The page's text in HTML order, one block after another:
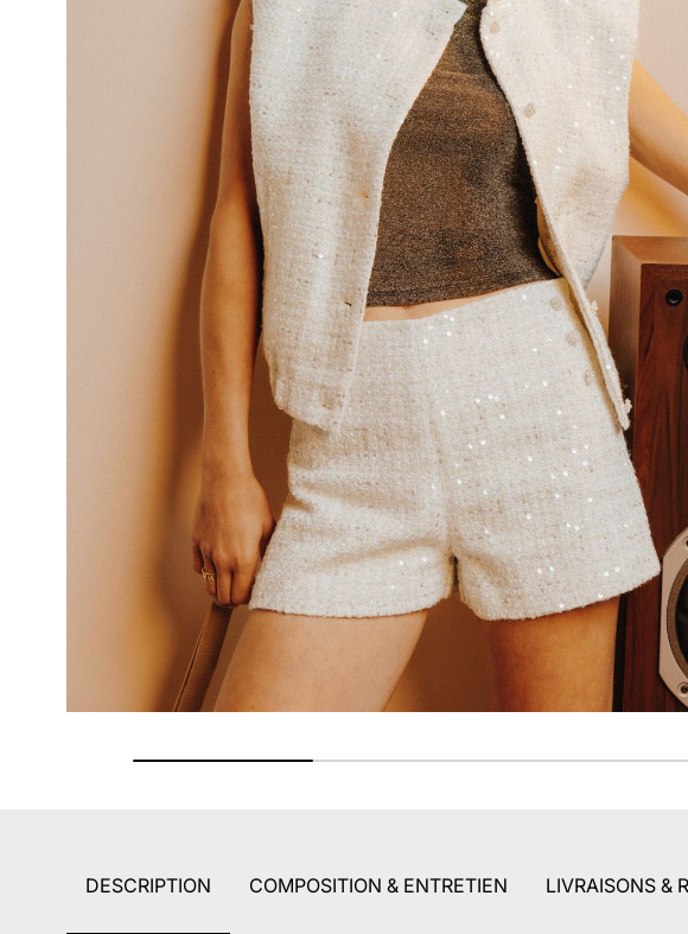
Paiement en 2X - 3X - 4X
Avec Paypal et dès 60€ avec Alma
DESCRIPTION COMPOSITION & ENTRETIEN LIVRAISONS &